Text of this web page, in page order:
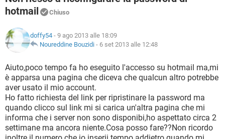
TIKTOK
HARDWARE
iOS
TIKTOK FACEBOOK
INTRATTENIMENTO
iOS
INSTAGRAM
TIKTOK FACEBOOK
HARDWARE
FORUM
INTRATTENIMENTO ANDROID
INSTAGRAM WHATSAPP
TIKTOK FACEBOOK
HARDWARE
GLOSSARIO
COVID-19
INTRATTENIMENTO ANDROID
iOS
INSTAGRAM WHATSAPP
TIKTOK FACEBOOK
HARDWARE
hotmail
Chiuso
doffy54 - 9 ago 2013 alle 18:09
Noureddine Bouzidi - 6 set 2013 alle 12:48
Aiuto,poco tempo fa ho eseguito l'accesso su hotmail ma,mi
è apparsa una pagina che diceva che qualcun altro potrebbe
aver usato il mio account.
Ho fatto richiesta del link per ripristinare la password ma
quando clicco sul link mi si carica un'altra pagina che mi
informa che i server non sono disponibi,ho aspettato circa 2
settimane ma ancora niente.Cosa posso fare??Non ricordo